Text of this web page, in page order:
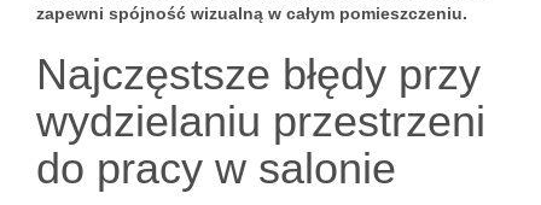
zapewni spójność wizualną w całym pomieszczeniu.
Najczęstsze błędy przy
wydzielaniu przestrzeni
do pracy w salonie